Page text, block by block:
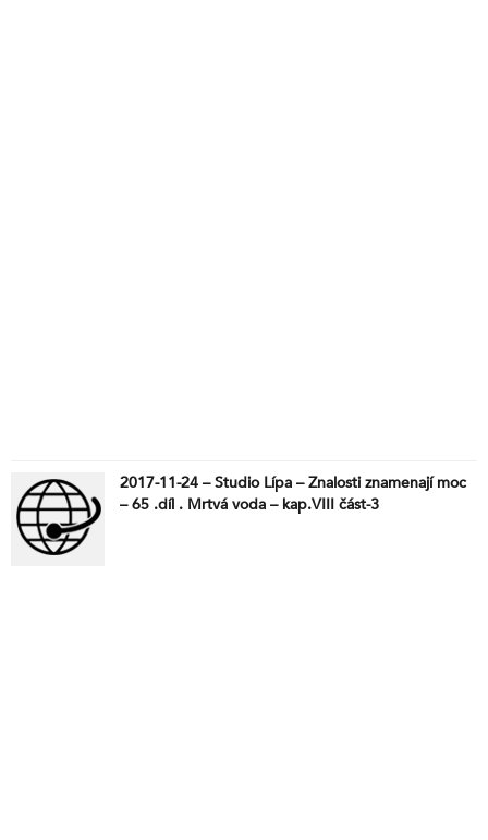
2017-11-24 – Studio Lípa – Znalosti znamenají moc
– 65 .díl . Mrtvá voda – kap.VIII část-3